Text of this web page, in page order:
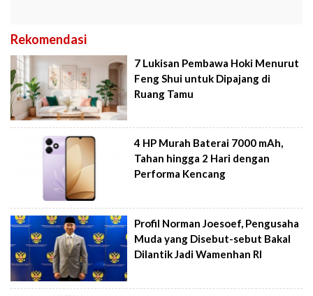
Rekomendasi
7 Lukisan Pembawa Hoki Menurut
Feng Shui untuk Dipajang di
Ruang Tamu
4 HP Murah Baterai 7000 mAh,
Tahan hingga 2 Hari dengan
Performa Kencang
Profil Norman Joesoef, Pengusaha
Muda yang Disebut-sebut Bakal
Dilantik Jadi Wamenhan RI